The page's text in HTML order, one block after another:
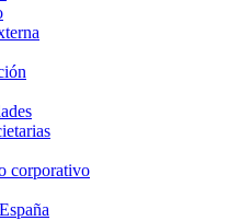
corporativo